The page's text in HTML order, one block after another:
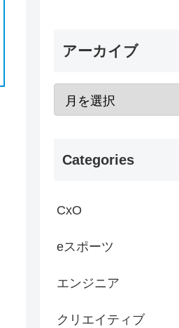
アーカイブ
Categories
CxO
eスポーツ
エンジニア
クリエイティブ